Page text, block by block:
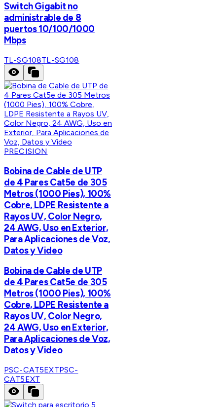
Switch Gigabit no
administrable de 8
puertos 10/100/1000
Mbps
TL-SG108TL-SG108
PRECISION
Bobina de Cable de UTP
de 4 Pares Cat5e de 305
Metros (1000 Pies), 100%
Cobre, LDPE Resistente a
Rayos UV, Color Negro,
24 AWG, Uso en Exterior,
Para Aplicaciones de Voz,
Datos y Video
Bobina de Cable de UTP
de 4 Pares Cat5e de 305
Metros (1000 Pies), 100%
Cobre, LDPE Resistente a
Rayos UV, Color Negro,
24 AWG, Uso en Exterior,
Para Aplicaciones de Voz,
Datos y Video
PSC-CAT5EXTPSC-
CAT5EXT